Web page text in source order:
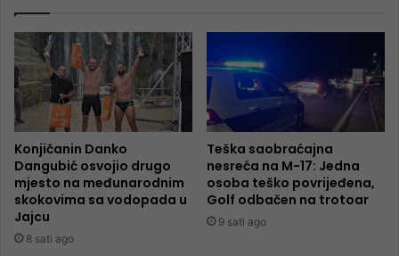
Konjičanin Danko
Dangubić osvojio drugo
mjesto na međunarodnim
skokovima sa vodopada u
Jajcu
8 sati ago
Teška saobraćajna
nesreća na M-17: Jedna
osoba teško povrijeđena,
Golf odbačen na trotoar
9 sati ago